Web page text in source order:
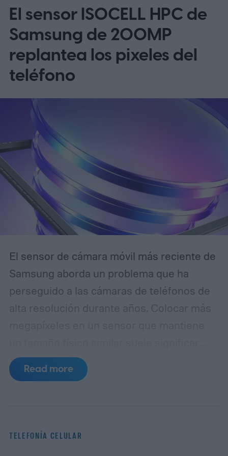
el OnePlus 15 y el OnePlus 15R. La beta
omite EE. UU. y Europa por ahora
El sensor ISOCELL HPC de
Samsung de 200MP
replantea los pixeles del
teléfono
El sensor de cámara móvil más reciente de
Samsung aborda un problema que ha
perseguido a las cámaras de teléfonos de
alta resolución durante años. Colocar más
reducir cada píxel, lo que limita la cantidad
de luz que puede capturar. El ISOCELL
una estructura de píxeles rediseñada,
Read more
TELEFONÍA CELULAR